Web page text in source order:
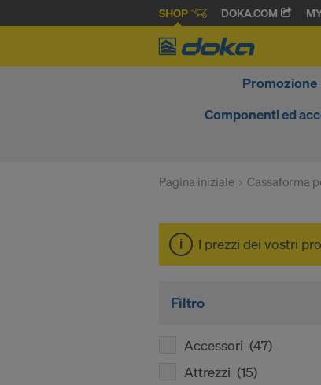
SHOP DOKA.COM
Promozione
Componenti ed
Pagina iniziale Cassaforma
I prezzi dei vostri
Filtro
Accessori (47)
Attrezzi (15)